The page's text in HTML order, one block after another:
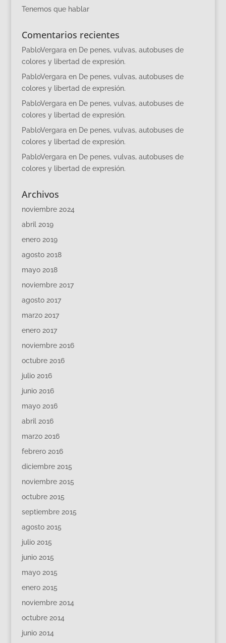
Tenemos que hablar
Comentarios recientes
PabloVergara en De penes, vulvas, autobuses de
colores y libertad de expresión.
PabloVergara en De penes, vulvas, autobuses de
colores y libertad de expresión.
PabloVergara en De penes, vulvas, autobuses de
colores y libertad de expresión.
PabloVergara en De penes, vulvas, autobuses de
colores y libertad de expresión.
PabloVergara en De penes, vulvas, autobuses de
colores y libertad de expresión.
Archivos
noviembre 2024
abril 2019
enero 2019
agosto 2018
mayo 2018
noviembre 2017
agosto 2017
marzo 2017
enero 2017
noviembre 2016
octubre 2016
julio 2016
junio 2016
mayo 2016
abril 2016
marzo 2016
febrero 2016
diciembre 2015
noviembre 2015
octubre 2015
septiembre 2015
agosto 2015
julio 2015
junio 2015
mayo 2015
enero 2015
noviembre 2014
octubre 2014
junio 2014